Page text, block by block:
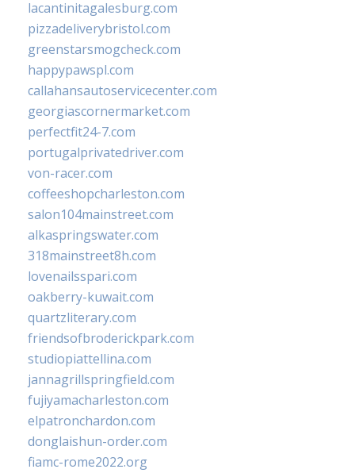
lacantinitagalesburg.com
pizzadeliverybristol.com
greenstarsmogcheck.com
happypawspl.com
callahansautoservicecenter.com
georgiascornermarket.com
perfectfit24-7.com
portugalprivatedriver.com
von-racer.com
coffeeshopcharleston.com
salon104mainstreet.com
alkaspringswater.com
318mainstreet8h.com
lovenailsspari.com
oakberry-kuwait.com
quartzliterary.com
friendsofbroderickpark.com
studiopiattellina.com
jannagrillspringfield.com
fujiyamacharleston.com
elpatronchardon.com
donglaishun-order.com
fiamc-rome2022.org